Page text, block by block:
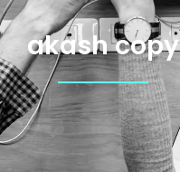
akash copy